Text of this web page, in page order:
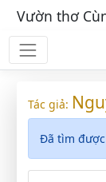
Vườn thơ
Tác giả:
Đã tìm